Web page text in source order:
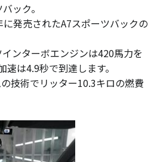
ック。
発売されたA7スポーツバックの
ンターボエンジンは420馬力を
は4.9秒で到達します。
技術でリッター10.3キロの燃費